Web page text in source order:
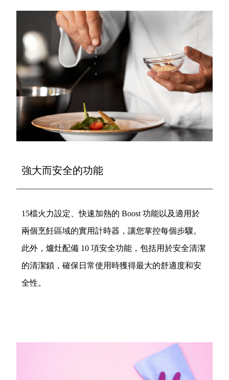
強大而安全的功能
15檔火力設定、快速加熱的 Boost 功能以及適用於
兩個烹飪區域的實用計時器，讓您掌控每個步驟。
此外，爐灶配備 10 項安全功能，包括用於安全清潔
的清潔鎖，確保日常使用時獲得最大的舒適度和安
全性。